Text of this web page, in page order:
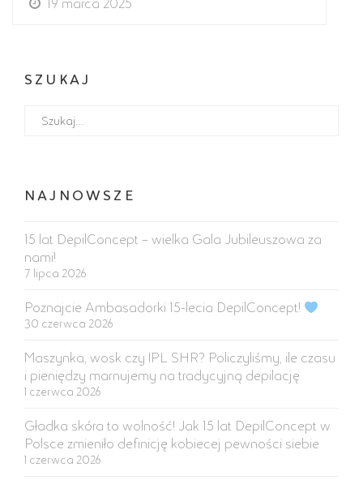
SZUKAJ
NAJNOWSZE
15 lat DepilConcept – wielka Gala Jubileuszowa za
nami!
7 lipca 2026
Poznajcie Ambasadorki 15-lecia DepilConcept!
30 czerwca 2026
Maszynka, wosk czy IPL SHR? Policzyliśmy, ile czasu
i pieniędzy marnujemy na tradycyjną depilację
1 czerwca 2026
Gładka skóra to wolność! Jak 15 lat DepilConcept w
Polsce zmieniło definicję kobiecej pewności siebie
1 czerwca 2026